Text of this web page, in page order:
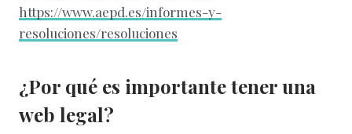
https://www.aepd.es/informes-y-
resoluciones/resoluciones
¿Por qué es importante tener una
web legal?